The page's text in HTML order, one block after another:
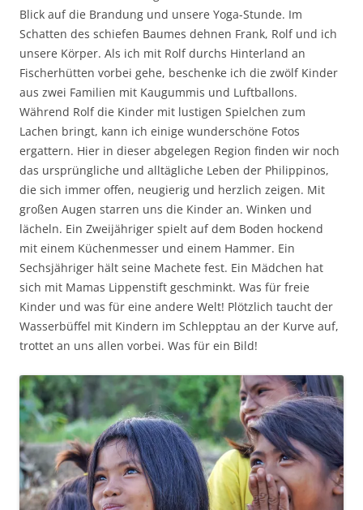
Blick auf die Brandung und unsere Yoga-Stunde. Im
Schatten des schiefen Baumes dehnen Frank, Rolf und ich
unsere Körper. Als ich mit Rolf durchs Hinterland an
Fischerhütten vorbei gehe, beschenke ich die zwölf Kinder
aus zwei Familien mit Kaugummis und Luftballons.
Während Rolf die Kinder mit lustigen Spielchen zum
Lachen bringt, kann ich einige wunderschöne Fotos
ergattern. Hier in dieser abgelegen Region finden wir noch
das ursprüngliche und alltägliche Leben der Philippinos,
die sich immer offen, neugierig und herzlich zeigen. Mit
großen Augen starren uns die Kinder an. Winken und
lächeln. Ein Zweijähriger spielt auf dem Boden hockend
mit einem Küchenmesser und einem Hammer. Ein
Sechsjähriger hält seine Machete fest. Ein Mädchen hat
sich mit Mamas Lippenstift geschminkt. Was für freie
Kinder und was für eine andere Welt! Plötzlich taucht der
Wasserbüffel mit Kindern im Schlepptau an der Kurve auf,
trottet an uns allen vorbei. Was für ein Bild!